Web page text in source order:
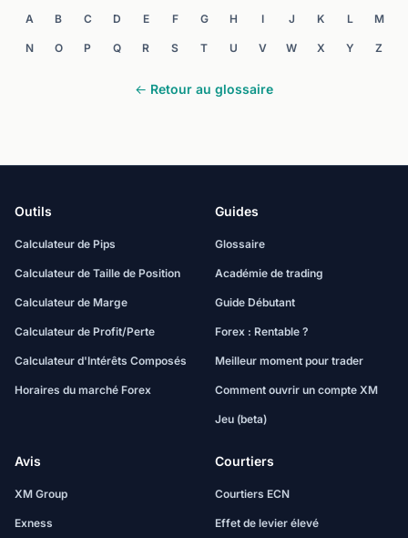
A B C D E F G H I J K L M
N O P Q R S T U V W X Y Z
← Retour au glossaire
Outils
Calculateur de Pips
Calculateur de Taille de Position
Calculateur de Marge
Calculateur de Profit/Perte
Calculateur d'Intérêts Composés
Horaires du marché Forex
Guides
Glossaire
Académie de trading
Guide Débutant
Forex : Rentable ?
Meilleur moment pour trader
Comment ouvrir un compte XM
Jeu (beta)
Avis
XM Group
Exness
Courtiers
Courtiers ECN
Effet de levier élevé